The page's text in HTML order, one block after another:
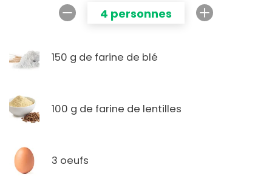
4 personnes
150 g de farine de blé
100 g de farine de lentilles
3 oeufs